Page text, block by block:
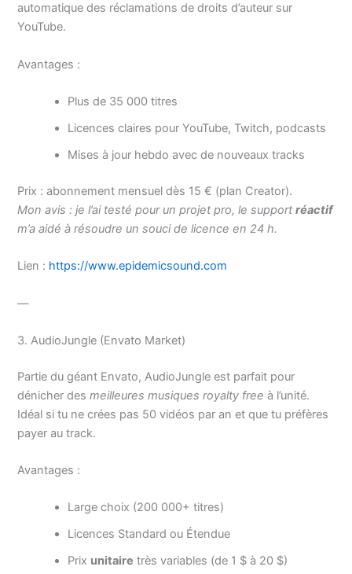
automatique des réclamations de droits d’auteur sur
YouTube.
Avantages :
Plus de 35 000 titres
Licences claires pour YouTube, Twitch, podcasts
Mises à jour hebdo avec de nouveaux tracks
Prix : abonnement mensuel dès 15 € (plan Creator).
Mon avis : je l’ai testé pour un projet pro, le supportréactif
m’a aidé à résoudre un souci de licence en 24 h.
Lien : https://www.epidemicsound.com
—
3. AudioJungle (Envato Market)
Partie du géant Envato, AudioJungle est parfait pour
dénicher desmeilleures musiques royalty free à l’unité.
Idéal si tu ne crées pas 50 vidéos par an et que tu préfères
payer au track.
Avantages :
Large choix (200 000+ titres)
Licences Standard ou Étendue
Prix unitaire très variables (de 1 $ à 20 $)